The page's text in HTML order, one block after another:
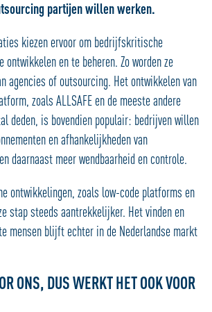
partijen willen werken.
kiezen ervoor om bedrijfskritische
en te beheren. Zo worden ze
agencies of outsourcing. Het ontwikkelen van
zoals ALLSAFE en de meeste andere
deden, is bovendien populair: bedrijven willen
en afhankelijkheden van
daarnaast meer wendbaarheid en controle.
ontwikkelingen, zoals low-code platforms en
stap steeds aantrekkelijker. Het vinden en
mensen blijft echter in de Nederlandse markt
ONS, DUS WERKT HET OOK VOOR